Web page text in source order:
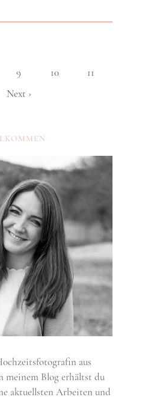
9 10
11
Next ›
aus
meinem Blog erhältst du
aktuellsten Arbeiten und